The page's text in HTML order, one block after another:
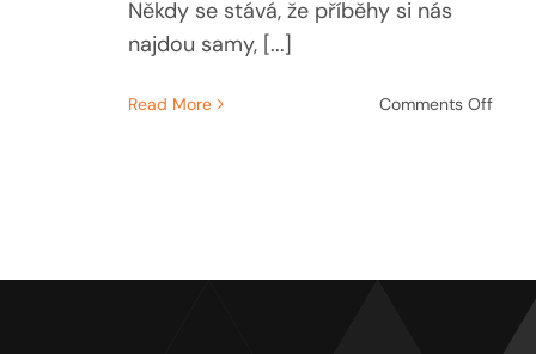
Někdy se stává, že příběhy si nás
najdou samy, [...]
Read More Comments Offon
Příběh